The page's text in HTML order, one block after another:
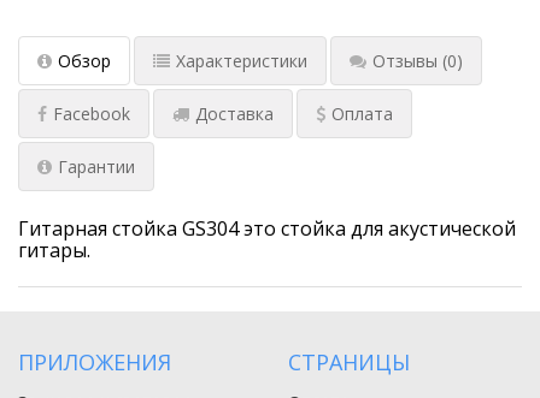
Обзор Характеристики Отзывы (0)
Facebook Доставка Оплата
Гарантии
Гитарная стойка GS304 это стойка для акустической
гитары.
ПРИЛОЖЕНИЯ СТРАНИЦЫ